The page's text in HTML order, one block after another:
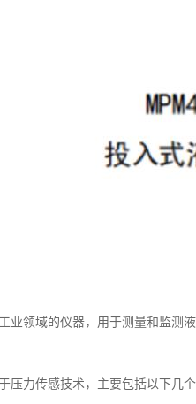
业领域的仪器，用于测量和监测
压力传感技术，主要包括以下几个